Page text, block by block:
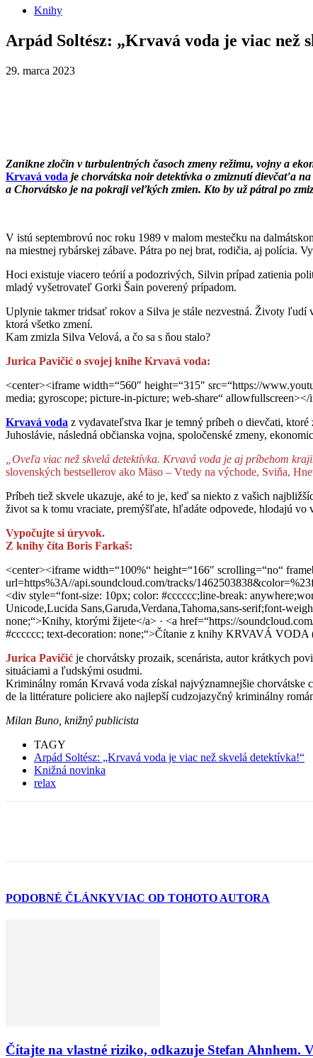
Knihy
Arpád Soltész: „Krvavá voda je viac než
29. marca 2023
Zanikne zločin v turbulentných časoch zmeny režimu, vojny a
Krvavá voda je chorvátska noir detektívka o zmiznutí dievčaťa
a Chorvátsko je na pokraji veľkých zmien. Kto by už pátral po
V istú septembrovú noc roku 1989 v malom mestečku na
na miestnej rybárskej zábave. Pátra po nej brat, rodičia, aj polícia.
Hoci existuje viacero teórií a podozrivých, Silvin prípad zatienia
mladý vyšetrovateľ Gorki Šain poverený prípadom.
Uplynie takmer tridsať rokov a Silva je stále nezvestná. Životy ľudí
ktorá všetko zmení.
Kam zmizla Silva Velová, a čo sa s ňou stalo?
Jurica Pavičić o svojej knihe Krvavá voda:
<center><iframe width=“560″ height=“315″ src=“https://
media; gyroscope; picture-in-picture; web-share“
Krvavá voda z vydavateľstva Ikar je temný príbeh o dievčati,
Juhoslávie, následná občianska vojna, spoločenské zmeny,
„Oveľa viac než skvelá detektívka. Krvavá voda je aj príbehom
slovenských bestsellerov ako Mäso – Vtedy na východe, Sviňa,
Príbeh tiež skvele ukazuje, aké to je, keď sa niekto z vašich
život sa k tomu vraciate, premýšľate, hľadáte odpovede, hlodajú
Vypočujte si úryvok.
Z knihy číta Boris Farkaš:
<center><iframe width=“100%“ height=“166″ scrolling=“no“
url=https%3A//api.soundcloud.com/tracks/
<div style=“font-size: 10px; color: #cccccc;line-break:
Unicode,Lucida Sans,Garuda,Verdana,Tahoma,sans-serif;font-
none;“>Knihy, ktorými žijete</a> · <a href=“https://
#cccccc; text-decoration: none;“>Čítanie z knihy KRVAVÁ VODA
Jurica Pavičić je chorvátsky prozaik, scenárista, autor krátkych
situáciami a ľudskými osudmi.
Kriminálny román Krvavá voda získal najvýznamnejšie chorvátske
de la littérature policiere ako najlepší cudzojazyčný kriminálny
Milan Buno, knižný publicista
TAGY
Arpád Soltész: „Krvavá voda je viac než skvelá detektívka!“
Knižná novinka
relax
PODOBNÉ ČLÁNKYVIAC OD TOHOTO AUTORA
Čítajte na vlastné riziko, odkazuje Stefan Ahnhem.